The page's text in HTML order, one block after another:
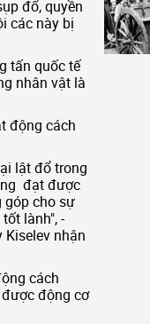
đổ, quyền
các này bị
tấn quốc tế
nhân vật là
động cách
lật đổ trong
đạt được
góp cho sự
lành", -
nhận
cách
động cơ